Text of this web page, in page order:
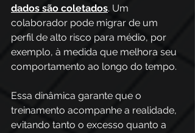
dados são coletados. Um
colaborador pode migrar de um
perfil de alto risco para médio, por
exemplo, à medida que melhora seu
comportamento ao longo do tempo.
Essa dinâmica garante que o
treinamento acompanhe a realidade,
evitando tanto o excesso quanto a